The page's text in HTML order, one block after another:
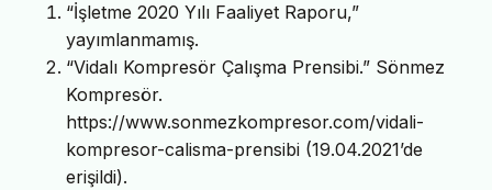
“İşletme 2020 Yılı Faaliyet Raporu,”
yayımlanmamış.
“Vidalı Kompresör Çalışma Prensibi.” Sönmez
Kompresör.
https://www.sonmezkompresor.com/vidali-
kompresor-calisma-prensibi (19.04.2021’de
erişildi).